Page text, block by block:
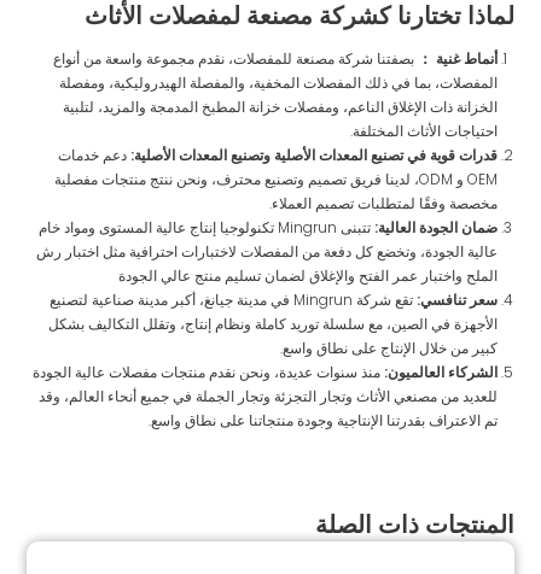
لماذا تختارنا كشركة مصنعة لمفصلات الأثاث
أنماط غنية ： بصفتنا شركة مصنعة للمفصلات، نقدم مجموعة واسعة من أنواع
المفصلات، بما في ذلك المفصلات المخفية، والمفصلة الهيدروليكية، ومفصلة
الخزانة ذات الإغلاق الناعم، ومفصلات خزانة المطبخ المدمجة والمزيد، لتلبية
احتياجات الأثاث المختلفة.
قدرات قوية في تصنيع المعدات الأصلية وتصنيع المعدات الأصلية: دعم خدمات
OEM و ODM، لدينا فريق تصميم وتصنيع محترف، ونحن ننتج منتجات مفصلية
مخصصة وفقًا لمتطلبات تصميم العملاء.
ضمان الجودة العالية:
تتبنى Mingrun تكنولوجيا إنتاج عالية المستوى ومواد خام
عالية الجودة، وتخضع كل دفعة من المفصلات لاختبارات احترافية مثل اختبار رش
الملح واختبار عمر الفتح والإغلاق لضمان تسليم منتج عالي الجودة
سعر تنافسي:
تقع شركة Mingrun في مدينة جيانغ، أكبر مدينة صناعية لتصنيع
الأجهزة في الصين، مع سلسلة توريد كاملة ونظام إنتاج، وتقلل التكاليف بشكل
كبير من خلال الإنتاج على نطاق واسع.
الشركاء العالميون: منذ سنوات عديدة، ونحن نقدم منتجات مفصلات عالية الجودة
للعديد من مصنعي الأثاث وتجار التجزئة وتجار الجملة في جميع أنحاء العالم، وقد
تم الاعتراف بقدرتنا الإنتاجية وجودة منتجاتنا على نطاق واسع.
المنتجات ذات الصلة